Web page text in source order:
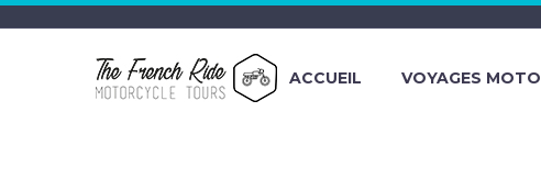
ACCUEIL VOYAGES MOTO